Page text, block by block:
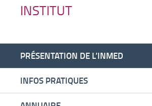
INSTITUT
PRÉSENTATION DE L’INMED
INFOS PRATIQUES